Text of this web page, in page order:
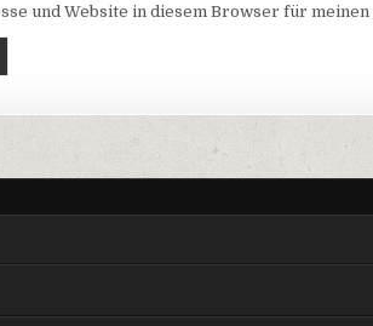
und Website in diesem Browser für